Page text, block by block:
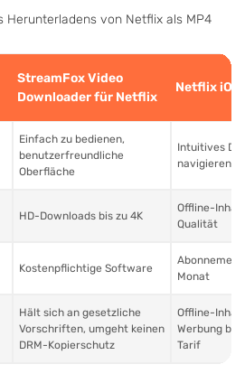
Herunterladens von Netflix als MP4
StreamFox Video
Downloader für Netflix
Netflix
Einfach zu bedienen,
benutzerfreundliche
Oberfläche
Intuitives
navigieren
HD-Downloads bis zu 4K
Offline-
Qualität
Kostenpflichtige Software
Abonnement
Monat
Hält sich an gesetzliche
Vorschriften, umgeht keinen
DRM-Kopierschutz
Offline-
Werbung
Tarif